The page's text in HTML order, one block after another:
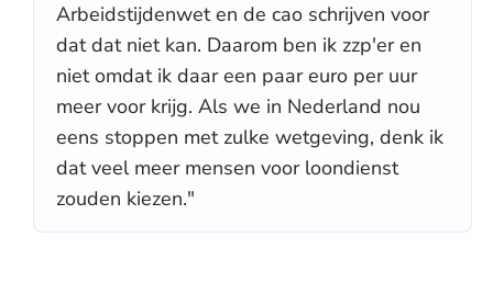
Arbeidstijdenwet en de cao schrijven voor
dat dat niet kan. Daarom ben ik zzp'er en
niet omdat ik daar een paar euro per uur
meer voor krijg. Als we in Nederland nou
eens stoppen met zulke wetgeving, denk ik
dat veel meer mensen voor loondienst
zouden kiezen."